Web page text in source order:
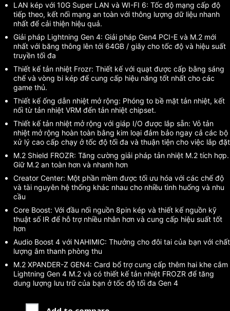
LAN kép với 10G Super LAN và WI-FI 6: Tốc độ mạng cấp độ
tiếp theo, kết nối mạng an toàn với thông lượng dữ liệu nhanh
nhất để cải thiện hiệu quả.
Giải pháp Lightning Gen 4: Giải pháp Gen4 PCI-E và M.2 mới
nhất với băng thông lên tới 64GB / giây cho tốc độ và hiệu suất
truyền tối đa
Thiết kế tản nhiệt Frozr: Thiết kế với quạt được cấp bằng sáng
chế và vòng bi kép để cung cấp hiệu năng tốt nhất cho các
game thủ.
Thiết kế ống dẫn nhiệt mở rộng: Phóng to bề mặt tản nhiệt, kết
nối từ tản nhiệt VRM đến tản nhiệt chipset.
Thiết kế tản nhiệt mở rộng với giáp I/O được lắp sẵn: Vỏ tản
nhiệt mở rộng hoàn toàn bằng kim loại đảm bảo ngay cả các bộ
xử lý cao cấp chạy ở tốc độ tối đa và thuận tiện cho việc lắp đặt
M.2 Shield FROZR: Tăng cường giải pháp tản nhiệt M.2 tích hợp.
Giữ M.2 an toàn hơn và nhanh hơn
Creator Center: Một phần mềm được tối ưu hóa với các chế độ
và tài nguyên hệ thống khác nhau cho nhiều tình huống và nhu
cầu
Core Boost: Với đầu nối nguồn 8pin kép và thiết kế nguồn kỹ
thuật số IR để hỗ trợ nhiều nhân hơn và cung cấp hiệu suất tốt
hơn
Audio Boost 4 với NAHIMIC: Thưởng cho đôi tai của bạn với chất
lượng âm thanh phòng thu
M.2 XPANDER-Z GEN4: Card bổ trợ cung cấp thêm hai khe cắm
Lightning Gen 4 M.2 và có thiết kế tản nhiệt FROZR để tăng
dung lượng lưu trữ của bạn ở tốc độ tối đa Gen 4